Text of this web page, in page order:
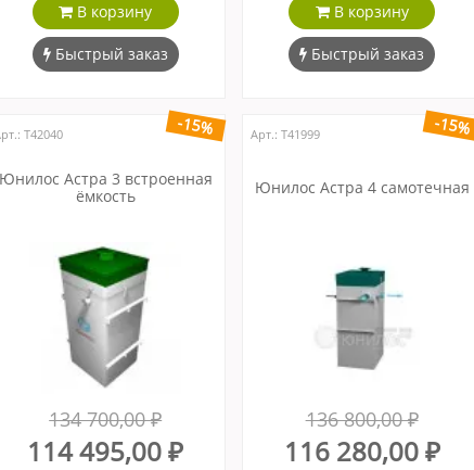
В корзину
Быстрый заказ
В корзину
Быстрый заказ
-15%
Т42040
Астра 3 встроенная
ёмкость
134 700,00 ₽
114 495,00 ₽
-15%
Арт.: Т41999
Юнилос Астра 4 самотечная
136 800,00 ₽
116 280,00 ₽